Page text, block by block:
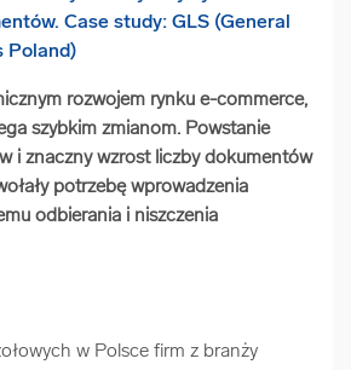
arrow_forward
rozwojem rynku e-commerce,
szybkim zmianom. Powstanie
i znaczny wzrost liczby dokumentów
potrzebę wprowadzenia
odbierania i niszczenia
w Polsce firm z branży